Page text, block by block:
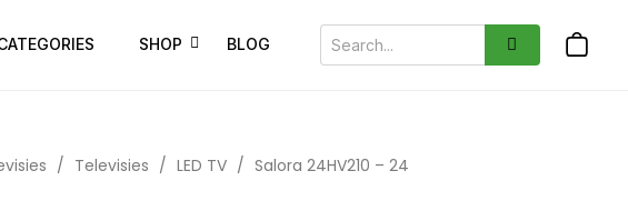
SHOP BLOG
/ Televisies / LED TV / Salora 24HV210 – 24